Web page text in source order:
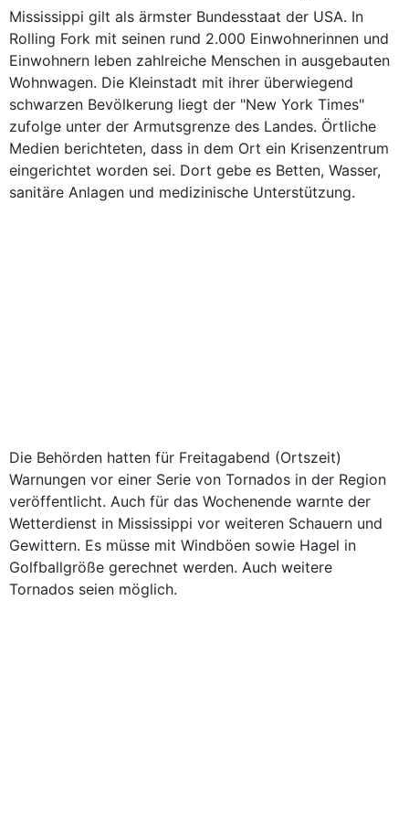
Mississippi gilt als ärmster Bundesstaat der USA. In
Rolling Fork mit seinen rund 2.000 Einwohnerinnen und
Einwohnern leben zahlreiche Menschen in ausgebauten
Wohnwagen. Die Kleinstadt mit ihrer überwiegend
schwarzen Bevölkerung liegt der "New York Times"
zufolge unter der Armutsgrenze des Landes. Örtliche
Medien berichteten, dass in dem Ort ein Krisenzentrum
eingerichtet worden sei. Dort gebe es Betten, Wasser,
sanitäre Anlagen und medizinische Unterstützung.
Die Behörden hatten für Freitagabend (Ortszeit)
Warnungen vor einer Serie von Tornados in der Region
veröffentlicht. Auch für das Wochenende warnte der
Wetterdienst in Mississippi vor weiteren Schauern und
Gewittern. Es müsse mit Windböen sowie Hagel in
Golfballgröße gerechnet werden. Auch weitere
Tornados seien möglich.